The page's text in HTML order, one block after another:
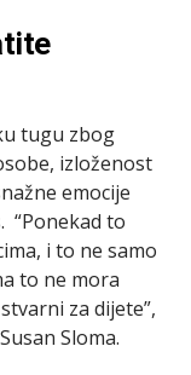
tugu zbog
izloženost
emocije
“Ponekad to
i to ne samo
to ne mora
za dijete”,
Sloma.